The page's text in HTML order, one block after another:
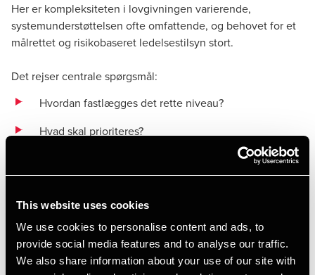
This website uses cookies
We use cookies to personalise content and ads, to
provide social media features and to analyse our traffic.
We also share information about your use of our site with
Her er kompleksiteten i lovgivningen varierende,
systemunderstøttelsen ofte omfattende, og behovet for et
målrettet og risikobaseret ledelsestilsyn stort.
Det rejser centrale spørgsmål:
Hvordan fastlægges det rette niveau?
Hvad skal prioriteres?
Og hvordan skabes overblik i et lovtungt landskab?
Vi afholder derfor et kort inspirationswebinar om emnet.
Webinaret indeholder:
Et overordnet blik på, hvordan BDO ser ledelsestilsyn